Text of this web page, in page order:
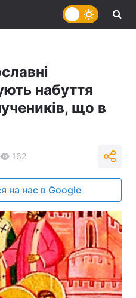
набуття
що в
162
на нас в Google